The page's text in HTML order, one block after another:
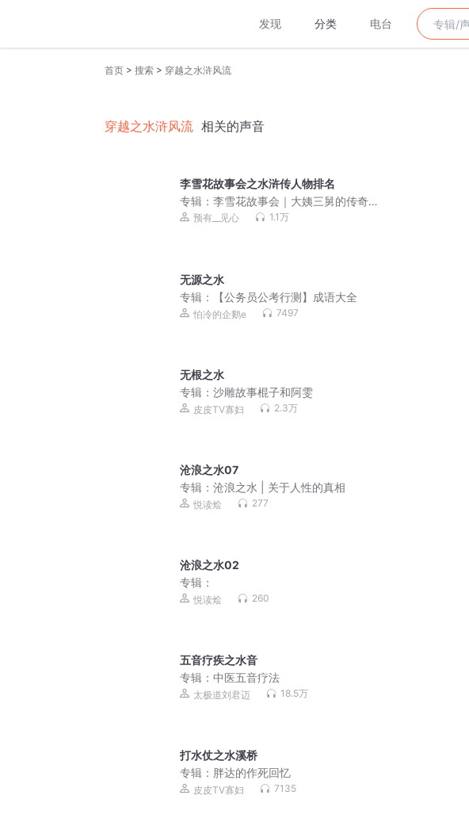
发现 分类 电台
首页 > 搜索 > 穿越之水浒风流
穿越之水浒风流 相关的声音
李雪花故事会之水浒传人物排名
专辑： 李雪花故事会｜大姨三舅的传奇
故事预有__见心 1.1万
无源之水
专辑：
【公务员公考行测】成语大全
怕冷的企鹅e 7497
无根之水
专辑： 沙雕故事棍子和阿雯
皮皮TV寡妇 2.3万
沧浪之水07
专辑： 沧浪之水 | 关于人性的真相
悦读烩 277
沧浪之水02
专辑：
悦读烩 260
五音疗疾之水音
专辑： 中医五音疗法
太极道刘君迈 18.5万
打水仗之水溪桥
专辑： 胖达的作死回忆
皮皮TV寡妇 7135